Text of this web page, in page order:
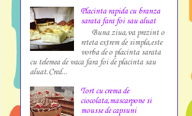
Placinta rapida cu branza
sarata fara foi sau aluat
Buna ziua,va prezint o
reteta extrem de simpla,este
vorba de o placinta sarata
cu telemea de vaca fara foi de placinta sau
aluat.Cred...
Tort cu crema de
ciocolata,mascarpone si
mousse de capsuni